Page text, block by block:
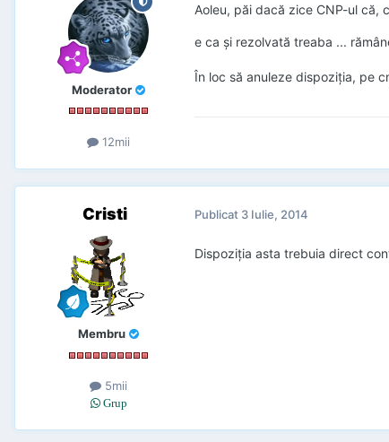
Moderator
12mii
Aoleu, păi dacă zice CNP-ul că,
e ca şi rezolvată treaba ...
În loc să anuleze dispoziţia, pe
Cristi
Membru
5mii
Grup
Publicat 3 Iulie, 2014
Dispoziția asta trebuia direct